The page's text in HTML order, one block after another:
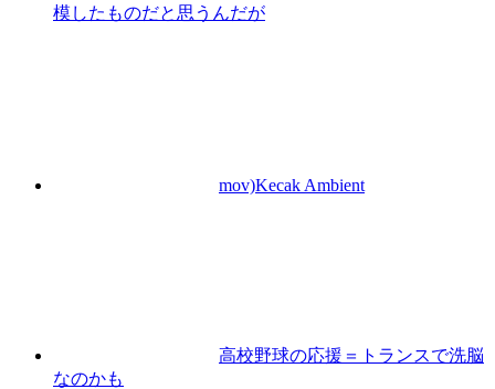
模したものだと思うんだが
mov)Kecak Ambient
高校野球の応援＝トランスで洗脳
なのかも